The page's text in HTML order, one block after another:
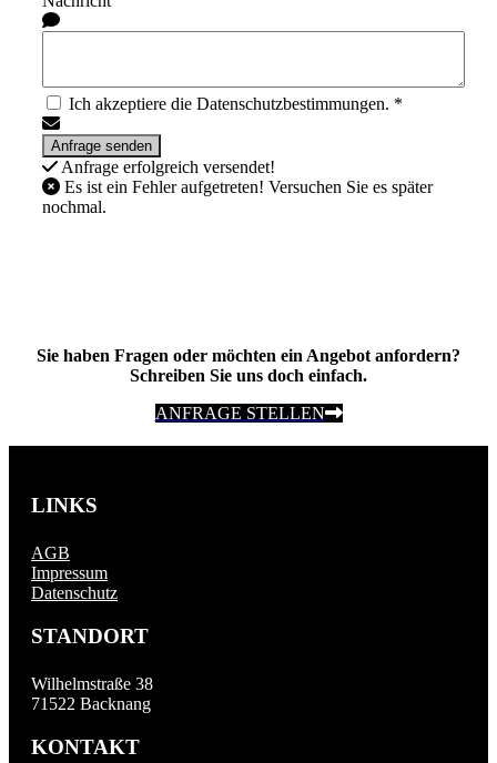
Ich akzeptiere die Datenschutzbestimmungen. *
Anfrage erfolgreich versendet!
Es ist ein Fehler aufgetreten! Versuchen Sie es später
nochmal.
Sie haben Fragen oder möchten ein Angebot anfordern?
Schreiben Sie uns doch einfach.
ANFRAGE STELLEN
LINKS
AGB
Impressum
Datenschutz
STANDORT
Wilhelmstraße 38
71522 Backnang
KONTAKT